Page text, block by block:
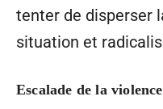
tenter de disperser
situation et
Escalade de la